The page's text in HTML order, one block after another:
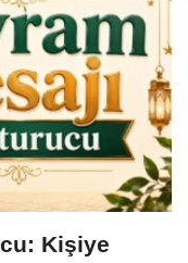
Kişiye